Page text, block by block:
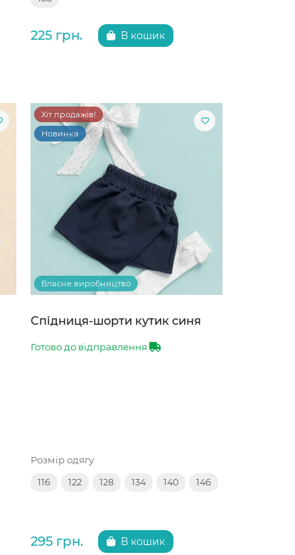
225 грн. В кошик
Хіт продажів!
Новинка
Власне виробництво
Спідниця-шорти кутик синя
Готово до відправлення
Розмір одягу
116 122 128 134 140 146
295 грн. В кошик